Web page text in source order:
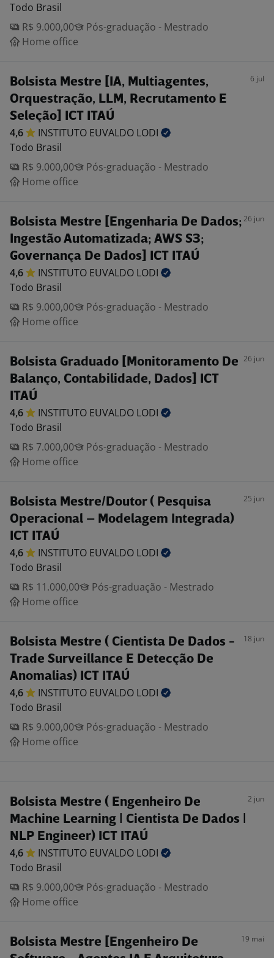
Todo Brasil
R$ 9.000,00
Pós-graduação - Mestrado
Home office
Bolsista Mestre [IA, Multiagentes,
Orquestração, LLM, Recrutamento E
Seleção] ICT ITAÚ
6 jul
4,6 INSTITUTO EUVALDO LODI
Todo Brasil
R$ 9.000,00
Pós-graduação - Mestrado
Home office
Bolsista Mestre [Engenharia De Dados;
Ingestão Automatizada; AWS S3;
Governança De Dados] ICT ITAÚ
26 jun
4,6 INSTITUTO EUVALDO LODI
Todo Brasil
R$ 9.000,00
Pós-graduação - Mestrado
Home office
Bolsista Graduado [Monitoramento De
Balanço, Contabilidade, Dados] ICT
ITAÚ
26 jun
4,6 INSTITUTO EUVALDO LODI
Todo Brasil
R$ 7.000,00
Pós-graduação - Mestrado
Home office
Bolsista Mestre/Doutor ( Pesquisa
Operacional – Modelagem Integrada)
ICT ITAÚ
25 jun
4,6 INSTITUTO EUVALDO LODI
Todo Brasil
R$ 11.000,00
Pós-graduação - Mestrado
Home office
Bolsista Mestre ( Cientista De Dados -
Trade Surveillance E Detecção De
Anomalias) ICT ITAÚ
18 jun
4,6 INSTITUTO EUVALDO LODI
Todo Brasil
R$ 9.000,00
Pós-graduação - Mestrado
Home office
Bolsista Mestre ( Engenheiro De
Machine Learning | Cientista De Dados |
NLP Engineer) ICT ITAÚ
2 jun
4,6 INSTITUTO EUVALDO LODI
Todo Brasil
R$ 9.000,00
Pós-graduação - Mestrado
Home office
Bolsista Mestre [Engenheiro De
19 mai